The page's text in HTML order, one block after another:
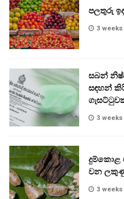
පලතුරු
3 weeks
සබන්
සඳහන්
3 weeks
දුම්කොළ
වන
3 weeks